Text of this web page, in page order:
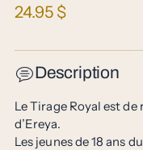
Prix
24.95 $
Description
Le Tirage Royal est
d’Ereya.
Les jeunes de 18 ans